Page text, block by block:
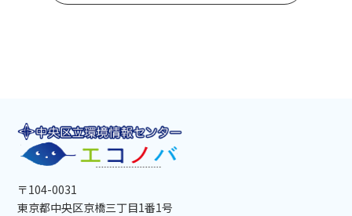
〒104-0031
東京都中央区京橋三丁目1番1号